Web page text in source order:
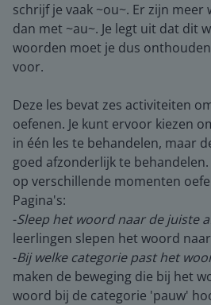
schrijf je vaak ~ou~. Er zijn
dan met ~au~. Je legt uit dat dit
woorden moet je dus
voor.
Deze les bevat zes activiteiten
oefenen. Je kunt ervoor kiezen
in één les te behandelen, maar
goed afzonderlijk te
op verschillende momenten
Pagina's:
-Sleep het woord naar de juiste
leerlingen slepen het woord
-Bij welke categorie past het
maken de beweging die bij het
woord bij de categorie 'pauw'